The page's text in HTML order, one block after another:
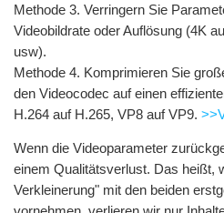
Methode 3. Verringern Sie
Videobildrate oder Auflösung (4K
usw).
Methode 4. Komprimieren Sie
den Videocodec auf einen
H.264 auf H.265, VP8 auf VP9.
Wenn die Videoparameter
einem Qualitätsverlust. Das heißt,
Verkleinerung" mit den beiden